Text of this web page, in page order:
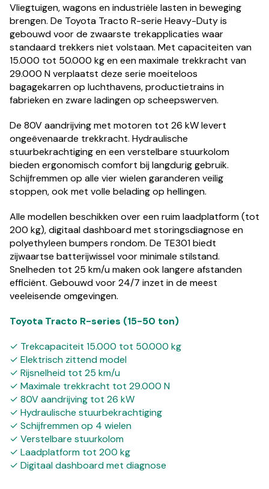
Vliegtuigen, wagons en industriële lasten in beweging
brengen. De Toyota Tracto R-serie Heavy-Duty is
gebouwd voor de zwaarste trekapplicaties waar
standaard trekkers niet volstaan. Met capaciteiten van
15.000 tot 50.000 kg en een maximale trekkracht van
29.000 N verplaatst deze serie moeiteloos
bagagekarren op luchthavens, productietrains in
fabrieken en zware ladingen op scheepswerven.
De 80V aandrijving met motoren tot 26 kW levert
ongeëvenaarde trekkracht. Hydraulische
stuurbekrachtiging en een verstelbare stuurkolom
bieden ergonomisch comfort bij langdurig gebruik.
Schijfremmen op alle vier wielen garanderen veilig
stoppen, ook met volle belading op hellingen.
Alle modellen beschikken over een ruim laadplatform (tot
200 kg), digitaal dashboard met storingsdiagnose en
polyethyleen bumpers rondom. De TE301 biedt
zijwaartse batterijwissel voor minimale stilstand.
Snelheden tot 25 km/u maken ook langere afstanden
efficiënt. Gebouwd voor 24/7 inzet in de meest
veeleisende omgevingen.
Toyota Tracto R-series (15-50 ton)
✓ Trekcapaciteit 15.000 tot 50.000 kg
✓ Elektrisch zittend model
✓ Rijsnelheid tot 25 km/u
✓ Maximale trekkracht tot 29.000 N
✓ 80V aandrijving tot 26 kW
✓ Hydraulische stuurbekrachtiging
✓ Schijfremmen op 4 wielen
✓ Verstelbare stuurkolom
✓ Laadplatform tot 200 kg
✓ Digitaal dashboard met diagnose